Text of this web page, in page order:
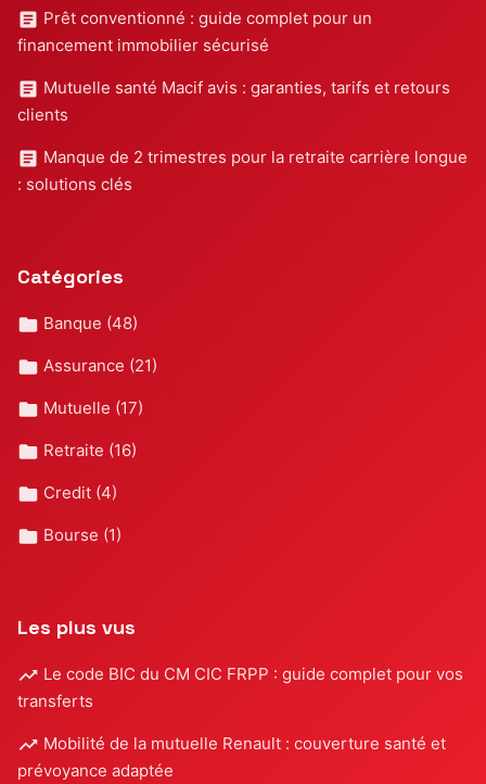
Prêt conventionné : guide complet pour un
financement immobilier sécurisé
Mutuelle santé Macif avis : garanties, tarifs et retours
clients
Manque de 2 trimestres pour la retraite carrière longue
: solutions clés
Catégories
Banque (48)
Assurance (21)
Mutuelle (17)
Retraite (16)
Credit (4)
Bourse (1)
Les plus vus
Le code BIC du CM CIC FRPP : guide complet pour vos
transferts
Mobilité de la mutuelle Renault : couverture santé et
prévoyance adaptée